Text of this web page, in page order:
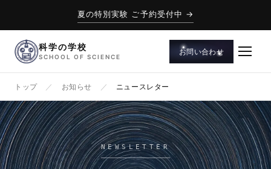
夏の特別実験 ご予約受付中 →
科学の学校
SCHOOL OF SCIENCE
お問い合わせ
トップ ／ お知らせ ／ ニュースレター
NEWSLETTER